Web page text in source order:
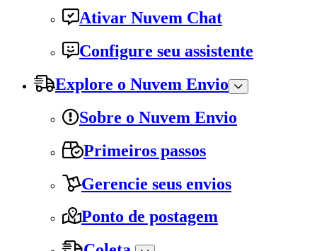
Ativar Nuvem Chat
Configure seu assistente
Explore o Nuvem Envio
Sobre o Nuvem Envio
Primeiros passos
Gerencie seus envios
Ponto de postagem